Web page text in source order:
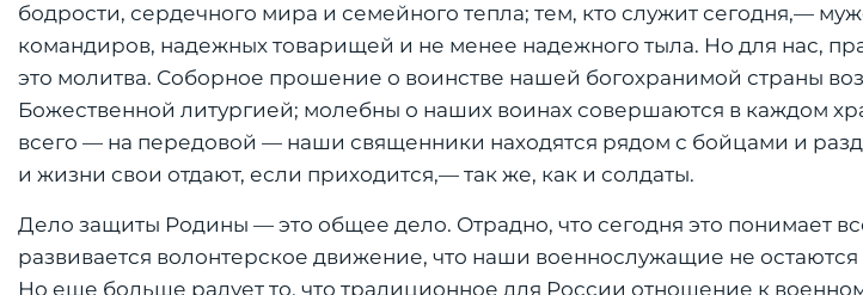
бодрости, сердечного мира и семейного тепла; тем, кто служит сегодня,—
командиров, надежных товарищей и не менее надежного тыла. Но для нас,
это молитва. Соборное прошение о воинстве нашей богохранимой страны
Божественной литургией; молебны о наших воинах совершаются в каждом
всего — на передовой — наши священники находятся рядом с бойцами и
и жизни свои отдают, если приходится,— так же, как и солдаты.
Дело защиты Родины — это общее дело. Отрадно, что сегодня это понимает
развивается волонтерское движение, что наши военнослужащие не
Но еще больше радует то, что традиционное для России отношение к